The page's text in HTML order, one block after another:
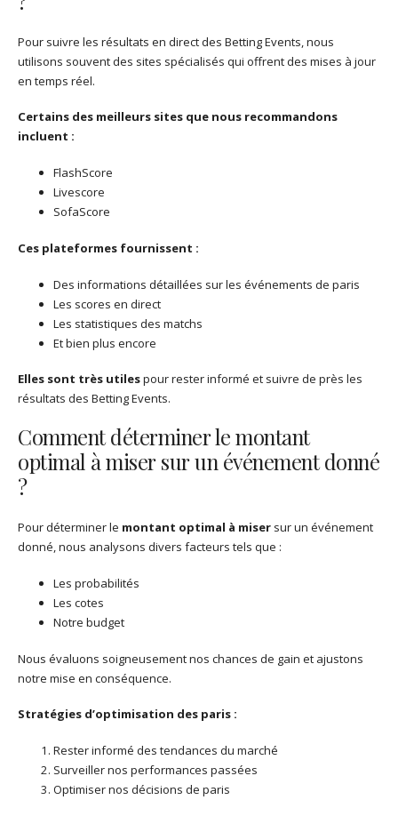
Pour suivre les résultats en direct des Betting Events, nous
utilisons souvent des sites spécialisés qui offrent des mises à jour
en temps réel.
Certains des meilleurs sites que nous recommandons
incluent :
FlashScore
Livescore
SofaScore
Ces plateformes fournissent :
Des informations détaillées sur les événements de paris
Les scores en direct
Les statistiques des matchs
Et bien plus encore
Elles sont très utilespour rester informé et suivre de près les
résultats des Betting Events.
Comment déterminer le montant
optimal à miser sur un événement donné
?
Pour déterminer le montant optimal à miser sur un événement
donné, nous analysons divers facteurs tels que :
Les probabilités
Les cotes
Notre budget
Nous évaluons soigneusement nos chances de gain et ajustons
notre mise en conséquence.
Stratégies d’optimisation des paris :
Rester informé des tendances du marché
Surveiller nos performances passées
Optimiser nos décisions de paris